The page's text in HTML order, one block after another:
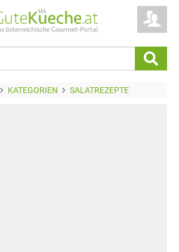
KATEGORIEN SALATREZEPTE